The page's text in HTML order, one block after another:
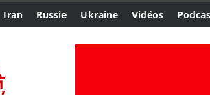
Iran Russie Ukraine Vidéos